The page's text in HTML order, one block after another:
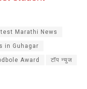
Marathi News
in Guhagar
Award टॉप न्युज